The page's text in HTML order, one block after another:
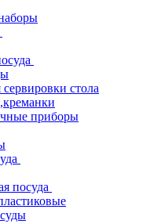
стола
приборы
посуда